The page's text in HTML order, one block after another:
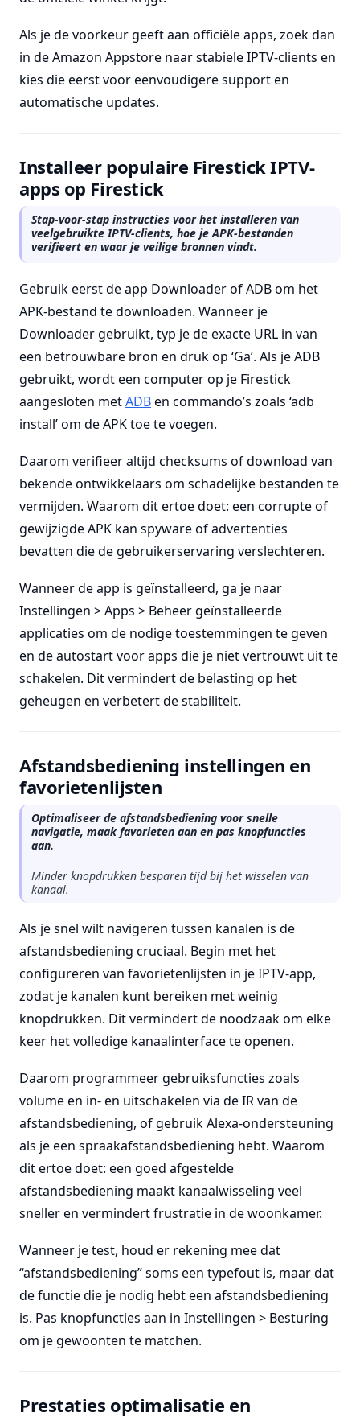
Als je de voorkeur geeft aan officiële apps, zoek dan
in de Amazon Appstore naar stabiele IPTV-clients en
kies die eerst voor eenvoudigere support en
automatische updates.
Installeer populaire Firestick IPTV-
apps op Firestick
Stap-voor-stap instructies voor het installeren van
veelgebruikte IPTV-clients, hoe je APK-bestanden
verifieert en waar je veilige bronnen vindt.
Gebruik eerst de app Downloader of ADB om het
APK-bestand te downloaden. Wanneer je
Downloader gebruikt, typ je de exacte URL in van
een betrouwbare bron en druk op ‘Ga’. Als je ADB
gebruikt, wordt een computer op je Firestick
aangesloten metADBen commando’s zoals ‘adb
install’ om de APK toe te voegen.
Daarom verifieer altijd checksums of download van
bekende ontwikkelaars om schadelijke bestanden te
vermijden. Waarom dit ertoe doet: een corrupte of
gewijzigde APK kan spyware of advertenties
bevatten die de gebruikerservaring verslechteren.
Wanneer de app is geïnstalleerd, ga je naar
Instellingen > Apps > Beheer geïnstalleerde
applicaties om de nodige toestemmingen te geven
en de autostart voor apps die je niet vertrouwt uit te
schakelen. Dit vermindert de belasting op het
geheugen en verbetert de stabiliteit.
Afstandsbediening instellingen en
favorietenlijsten
Optimaliseer de afstandsbediening voor snelle
navigatie, maak favorieten aan en pas knopfuncties
aan.
Minder knopdrukken besparen tijd bij het wisselen van
kanaal.
Als je snel wilt navigeren tussen kanalen is de
afstandsbediening cruciaal. Begin met het
configureren van favorietenlijsten in je IPTV-app,
zodat je kanalen kunt bereiken met weinig
knopdrukken. Dit vermindert de noodzaak om elke
keer het volledige kanaalinterface te openen.
Daarom programmeer gebruiksfuncties zoals
volume en in- en uitschakelen via de IR van de
afstandsbediening, of gebruik Alexa-ondersteuning
als je een spraakafstandsbediening hebt. Waarom
dit ertoe doet: een goed afgestelde
afstandsbediening maakt kanaalwisseling veel
sneller en vermindert frustratie in de woonkamer.
Wanneer je test, houd er rekening mee dat
“afstandsbediening” soms een typefout is, maar dat
de functie die je nodig hebt een afstandsbediening
is. Pas knopfuncties aan in Instellingen > Besturing
om je gewoonten te matchen.
Prestaties optimalisatie en